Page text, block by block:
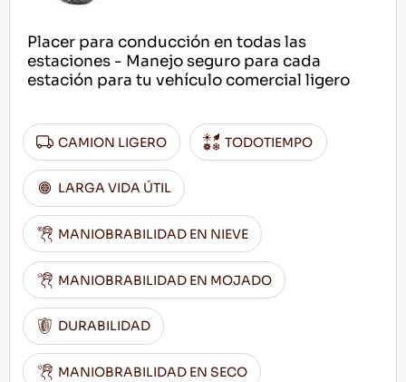
Placer para conducción en todas las
estaciones - Manejo seguro para cada
estación para tu vehículo comercial ligero
CAMION LIGERO TODOTIEMPO
LARGA VIDA ÚTIL
MANIOBRABILIDAD EN NIEVE
MANIOBRABILIDAD EN MOJADO
DURABILIDAD
MANIOBRABILIDAD EN SECO